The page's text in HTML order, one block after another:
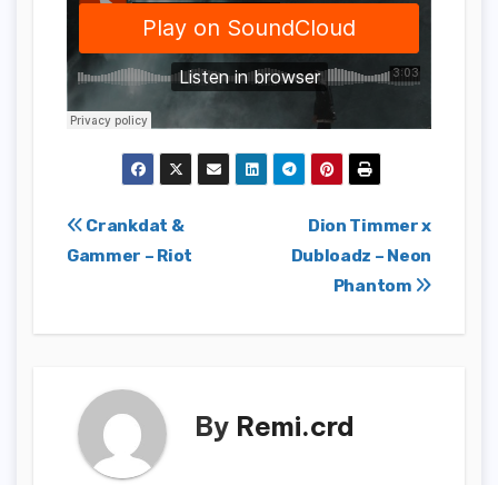
Navigation
l’article
Dion Timmer x
Dubloadz – Neon
Phantom
Crankdat &
Gammer – Riot
By Remi.crd